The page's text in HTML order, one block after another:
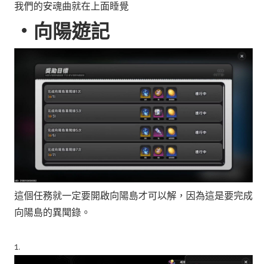
我們的安魂曲就在上面睡覺
‧ 向陽遊記
這個任務就一定要開啟向陽島才可以解，因為這是要完成
向陽島的異聞錄。
1.